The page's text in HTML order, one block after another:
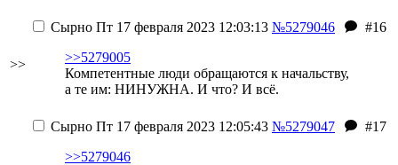
>>
Сырно Пт 17 февраля 2023 12:03:13 №5279046
#16
>>5279005
Компетентные люди обращаются к начальству,
а те им: НИНУЖНА. И что? И всё.
Сырно Пт 17 февраля 2023 12:05:43 №5279047
#17
>>5279046